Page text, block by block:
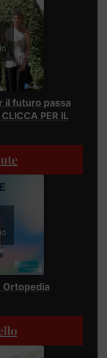
il futuro passa
PER IL
Ortopedia